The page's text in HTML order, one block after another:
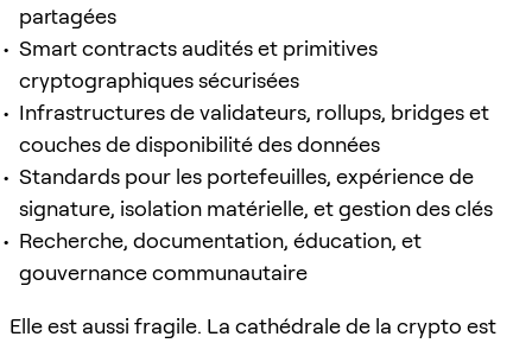
partagées
Smart contracts audités et primitives
cryptographiques sécurisées
Infrastructures de validateurs, rollups, bridges et
couches de disponibilité des données
Standards pour les portefeuilles, expérience de
signature, isolation matérielle, et gestion des clés
Recherche, documentation, éducation, et
gouvernance communautaire
Elle est aussi fragile. La cathédrale de la crypto est